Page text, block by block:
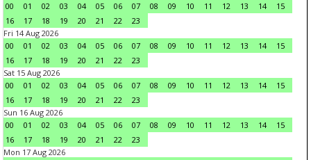
00
01 02 03 04 05 06 07 08 09 10 11 12 13 14
15
16
17 18 19 20 21 22
23
Fri 14 Aug 2026
00
01 02 03 04 05 06 07 08 09 10 11 12 13 14
15
16
17 18 19 20 21 22
23
Sat 15 Aug 2026
00
01 02 03 04 05 06 07 08 09 10 11 12 13 14
15
16
17 18 19 20 21 22
23
Sun 16 Aug 2026
00
01 02 03 04 05 06 07 08 09 10 11 12 13 14
15
16
17 18 19 20 21 22
23
Mon 17 Aug 2026